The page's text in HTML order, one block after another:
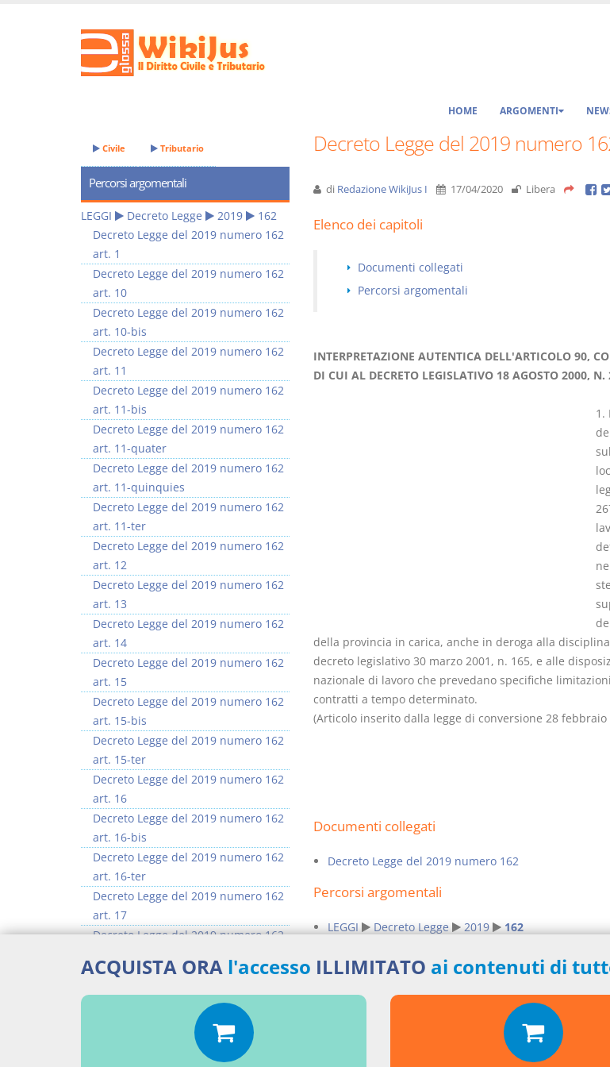
HOME ARGOMENTI
Decreto Legge del 2019 numero
di Redazione WikiJus I 17/04/2020 Libera
Elenco dei capitoli
Documenti collegati
Percorsi argomentali
INTERPRETAZIONE AUTENTICA DELL'ARTICOLO 90,
DI CUI AL DECRETO LEGISLATIVO 18 AGOSTO 2000, N.
1.
della provincia in carica, anche in deroga alla
decreto legislativo 30 marzo 2001, n. 165, e alle
nazionale di lavoro che prevedano specifiche
contratti a tempo determinato.
(Articolo inserito dalla legge di conversione 28 febbraio
Documenti collegati
Decreto Legge del 2019 numero 162
Percorsi argomentali
LEGGI Decreto Legge 2019 162
Aggiungi un commento
Civile Tributario
Percorsi argomentali
LEGGI Decreto Legge 2019
162
Decreto Legge del 2019 numero 162
art. 1
Decreto Legge del 2019 numero 162
art. 10
Decreto Legge del 2019 numero 162
art. 10-bis
Decreto Legge del 2019 numero 162
art. 11
Decreto Legge del 2019 numero 162
art. 11-bis
Decreto Legge del 2019 numero 162
art. 11-quater
Decreto Legge del 2019 numero 162
art. 11-quinquies
Decreto Legge del 2019 numero 162
art. 11-ter
Decreto Legge del 2019 numero 162
art. 12
Decreto Legge del 2019 numero 162
art. 13
Decreto Legge del 2019 numero 162
art. 14
Decreto Legge del 2019 numero 162
art. 15
Decreto Legge del 2019 numero 162
art. 15-bis
Decreto Legge del 2019 numero 162
art. 15-ter
Decreto Legge del 2019 numero 162
art. 16
Decreto Legge del 2019 numero 162
art. 16-bis
Decreto Legge del 2019 numero 162
art. 16-ter
Decreto Legge del 2019 numero 162
art. 17
Decreto Legge del 2019 numero 162
Decreto Legge del 2019 numero 162
art. 18
>> Vai all'argomento completo
ACQUISTA ORA l'accesso ILLIMITATO ai contenuti di